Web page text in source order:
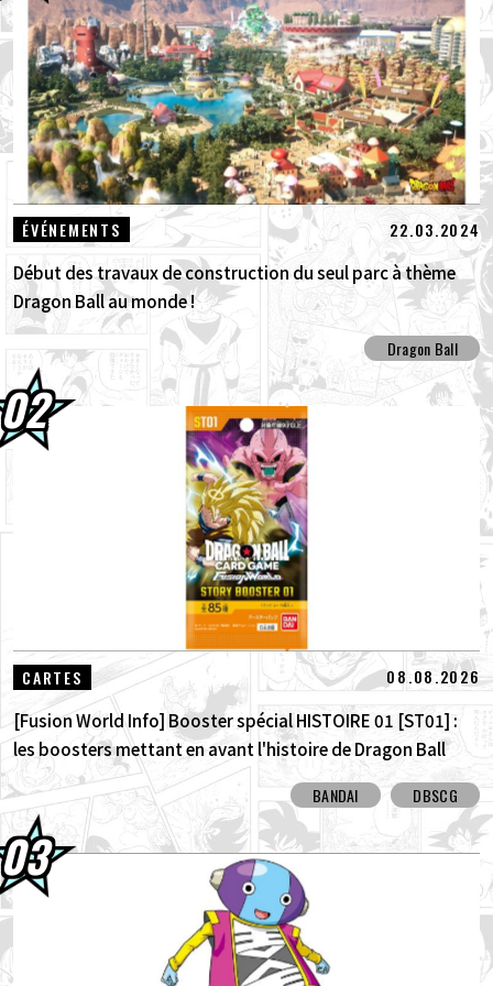
01.08.2026
Packs avancés Dragon Ball Super Divers
Battle of Saiyans en vente maintenant !
30.07.2026
DRAGON BALL: Sparking! ZERO : Le
nouveau DLC NEO, véritable concent...
30.07.2026
[Interview avec Hironobu Kageyama !] La
Thème principal de DRAGON BALL: S...
ÉVÉNEMENTS 22.03.2024
Début des travaux de construction du seul parc à thème
Dragon Ball au monde !
Dragon Ball
CARTES 08.08.2026
[Fusion World Info] Booster spécial HISTOIRE 01 [ST01] :
les boosters mettant en avant l'histoire de Dragon Ball
sont arrivés ! Découvrez toutes les cartes à illustration
alternative !
BANDAI DBSCG